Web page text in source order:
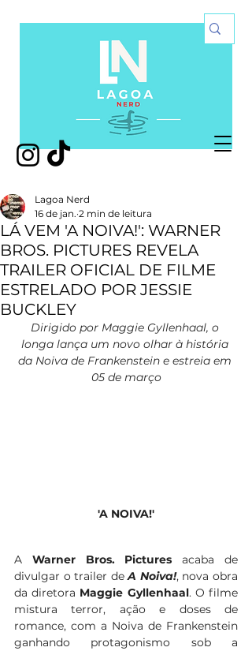
LÁ VEM 'A NOIVA!': WARNER
BROS. PICTURES REVELA
TRAILER OFICIAL DE FILME
ESTRELADO POR JESSIE
BUCKLEY
Lagoa Nerd
16 de jan. 2 min de leitura
Dirigido por Maggie Gyllenhaal, o
longa lança um novo olhar à história
da Noiva de Frankenstein e estreia em
05 de março
'A NOIVA!'
A Warner Bros. Pictures acaba de
divulgar o trailer de A Noiva!, nova obra
da diretora Maggie Gyllenhaal. O filme
mistura terror, ação e doses de
romance, com a Noiva de Frankenstein
ganhando protagonismo sob a